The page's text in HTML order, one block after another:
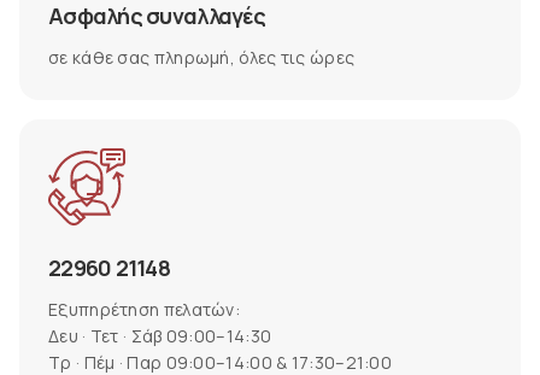
Ασφαλής συναλλαγές
σε κάθε σας πληρωμή, όλες τις ώρες
22960 21148
Εξυπηρέτηση πελατών:
Δευ · Τετ · Σάβ 09:00–14:30
Τρ · Πέμ · Παρ 09:00–14:00 & 17:30–21:00